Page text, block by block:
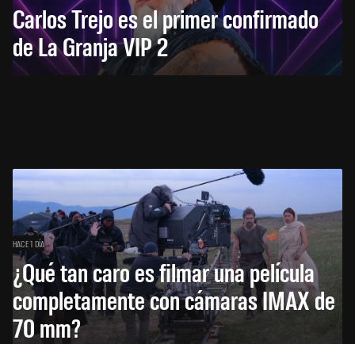
Carlos Trejo es el primer confirmado
de La Granja VIP 2
HACE 1 DÍA
¿Qué tan caro es filmar una película
completamente con cámaras IMAX de
70 mm?